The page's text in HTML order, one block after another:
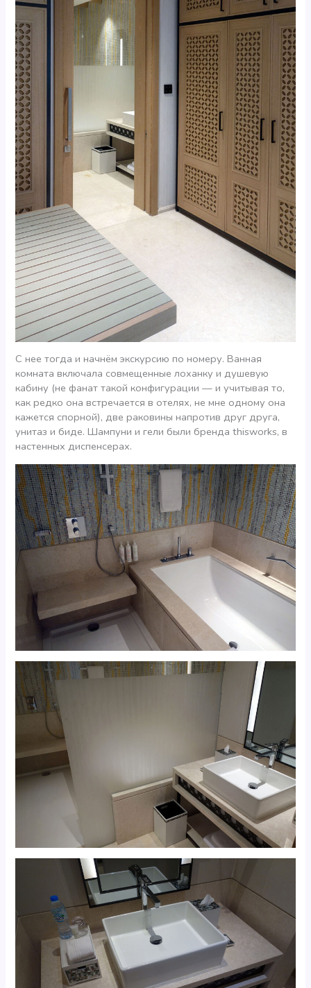
С нее тогда и начнём экскурсию по номеру. Ванная
комната включала совмещенные лоханку и душевую
кабину (не фанат такой конфигурации — и учитывая то,
как редко она встречается в отелях, не мне одному она
кажется спорной), две раковины напротив друг друга,
унитаз и биде. Шампуни и гели были бренда thisworks, в
настенных диспенсерах.